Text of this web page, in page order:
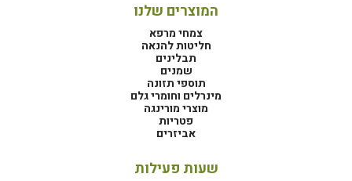
המוצרים שלנו
צמחי מרפא
חליטות להנאה
תבלינים
שמנים
תוספי תזונה
מינרלים וחומרי גלם
מוצרי מורינגה
פטריות
אביזרים
שעות פעילות